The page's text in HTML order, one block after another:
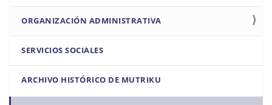
ó
n
ORGANIZACIÓN ADMINISTRATIVA
SERVICIOS SOCIALES
ARCHIVO HISTÓRICO DE MUTRIKU